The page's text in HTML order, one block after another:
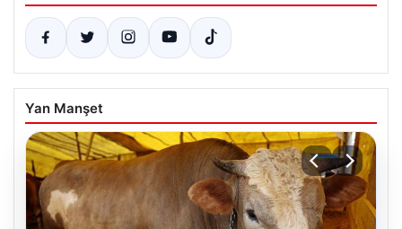
Yan Manşet